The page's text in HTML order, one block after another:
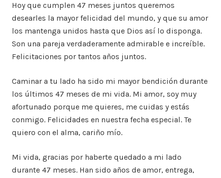
Hoy que cumplen 47 meses juntos queremos
desearles la mayor felicidad del mundo, y que su amor
los mantenga unidos hasta que Dios así lo disponga.
Son una pareja verdaderamente admirable e increíble.
Felicitaciones por tantos años juntos.
Caminar a tu lado ha sido mi mayor bendición durante
los últimos 47 meses de mi vida. Mi amor, soy muy
afortunado porque me quieres, me cuidas y estás
conmigo. Felicidades en nuestra fecha especial. Te
quiero con el alma, cariño mío.
Mi vida, gracias por haberte quedado a mi lado
durante 47 meses. Han sido años de amor, entrega,